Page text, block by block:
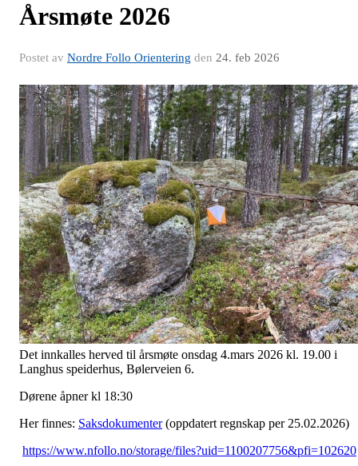
Årsmøte 2026
Postet av Nordre Follo Orientering den 24. feb 2026
Det innkalles herved til årsmøte onsdag 4.mars 2026 kl. 19.00 i
Langhus speiderhus, Bølerveien 6.
Dørene åpner kl 18:30
Her finnes: Saksdokumenter(oppdatert regnskap per 25.02.2026)
https://www.nfollo.no/storage/files?uid=1100207756&pfi=102620